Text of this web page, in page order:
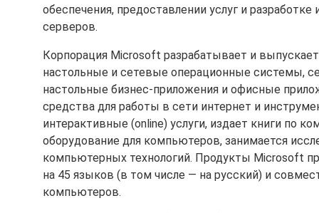
обеспечения, предоставлении услуг и
серверов.
Корпорация Microsoft разрабатывает и
настольные и сетевые операционные системы,
настольные бизнес-приложения и офисные
средства для работы в сети интернет и
интерактивные (online) услуги, издает книги по
оборудование для компьютеров, занимается
компьютерных технологий. Продукты Microsoft
на 45 языков (в том числе — на русский) и
компьютеров.